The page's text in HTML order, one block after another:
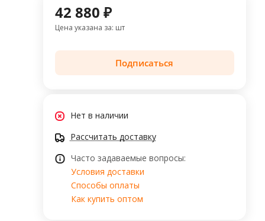
42 880 ₽
Цена указана за: шт
Подписаться
Нет в наличии
Рассчитать доставку
Часто задаваемые вопросы:
Условия доставки
Способы оплаты
Как купить оптом